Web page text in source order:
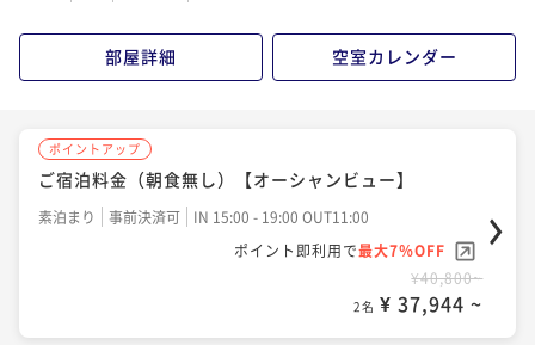
¥70,200~
2名 ¥ 65,286 ~
ポイントアップ
【10%OFF / 連泊限定】ご宿泊料金＋朝食
朝食付き 事前決済可
IN 15:00 - 19:00 OUT11:00
ポイント即利用で最大7％OFF
¥83,160~
2名 ¥ 77,338 ~
部屋詳細 空室カレンダー
ポイントアップ
ご宿泊料金（朝食無し）【オーシャンビュー】
素泊まり 事前決済可
IN 15:00 - 19:00 OUT11:00
ポイント即利用で最大7％OFF
¥40,800~
2名 ¥ 37,944 ~